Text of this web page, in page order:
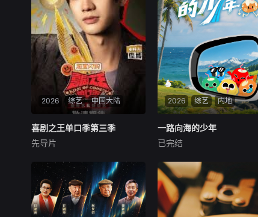
2026 综艺 中国大陆
喜剧之王单口季第三季
庞博
节目将延续从小人物到喜剧之
王的故事，汇聚来自全国各地
脱口秀俱乐部的优秀单口喜剧
演员和漫才组合。每一位“小
人物”都将带着真实感与鲜活
喜剧之王单口季第三季
先导片
2026 综艺 内地
一路向海的少年
《一路向海的少年》是一档聚
焦新时代青年成长历练的公路
纪实真人秀。节目以&amp;qu
ot;从离海最远的地方出发，一
路向海&amp;quot;为核心立
一路向海的少年
已完结